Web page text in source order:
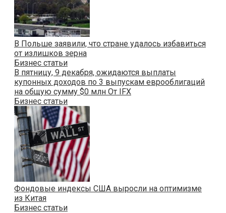
В Польше заявили, что стране удалось избавиться
от излишков зерна
Бизнес статьи
В пятницу, 9 декабря, ожидаются выплаты
купонных доходов по 3 выпускам еврооблигаций
на общую сумму $0 млн От IFX
Бизнес статьи
Фондовые индексы США выросли на оптимизме
из Китая
Бизнес статьи